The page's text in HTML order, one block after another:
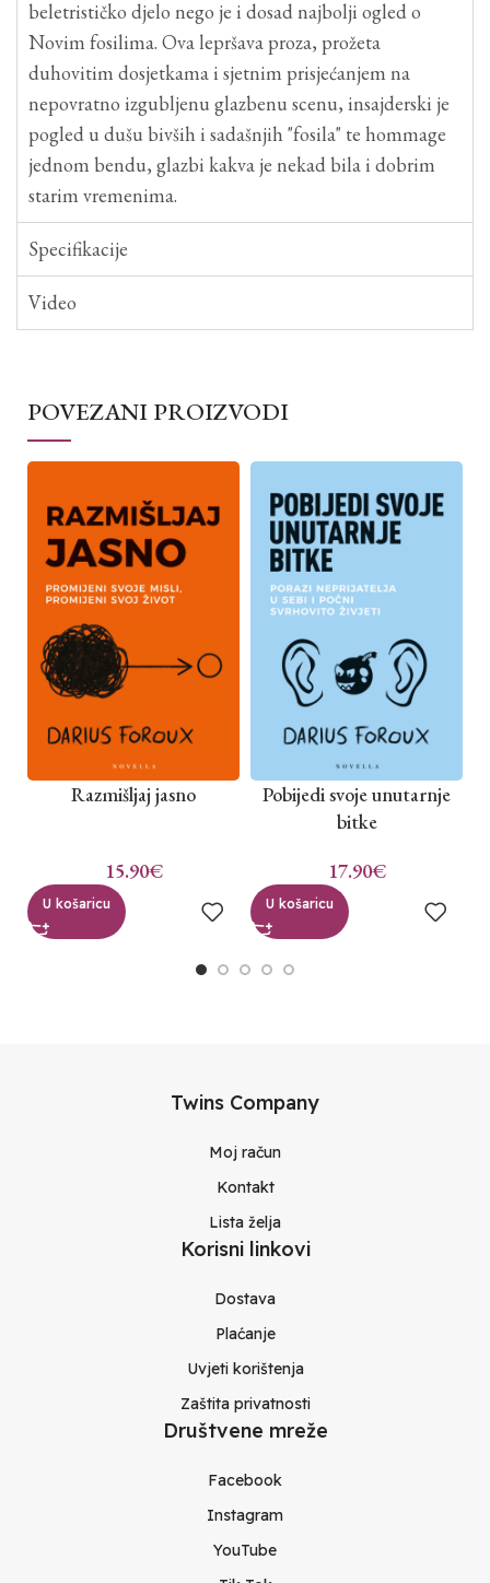
beletrističko djelo nego je i dosad najbolji ogled o
Novim fosilima. Ova lepršava proza, prožeta
duhovitim dosjetkama i sjetnim prisjećanjem na
nepovratno izgubljenu glazbenu scenu, insajderski je
pogled u dušu bivših i sadašnjih "fosila" te hommage
jednom bendu, glazbi kakva je nekad bila i dobrim
starim vremenima.
Specifikacije
Video
POVEZANI PROIZVODI
Razmišljaj jasno
15.90€
U košaricu
Pobijedi svoje unutarnje
bitke
17.90€
U košaricu
Twins Company
Moj račun
Kontakt
Lista želja
Korisni linkovi
Dostava
Plaćanje
Uvjeti korištenja
Zaštita privatnosti
Društvene mreže
Facebook
Instagram
YouTube